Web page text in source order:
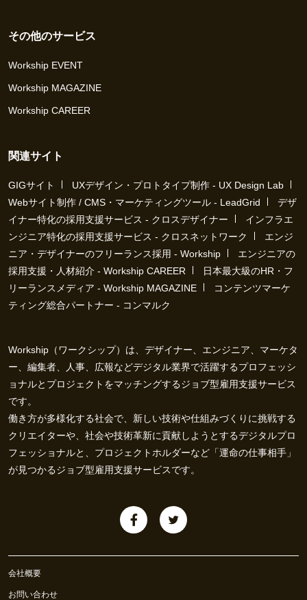
その他のサービス
Workship EVENT
Workship MAGAZINE
Workship CAREER
関連サイト
GIGサイト
UXデザイン・プロトタイプ制作 - UX Design Lab
Webサイト制作 / CMS・マーケティングツール - LeadGrid
デザ
イナー特化の採用支援サービス - クロスデザイナー
インフラエ
ンジニア特化の採用支援サービス - クロスネットワーク
エンジ
ニア・デザイナーのフリーランス採用 - Workship
エンジニアの
採用支援・人材紹介 - Workship CAREER
日本最大級のHR・フ
リーランスメディア - Workship MAGAZINE
コンテンツマーケ
ティング総合パートナー - コンマルク
Workship（ワークシップ）は、デザイナー、エンジニア、マーケタ
ー、編集者、人事、広報などデジタル業界で活躍するプロフェッシ
ョナルとプロジェクトをマッチングするジョブ型雇用支援サービス
です。
働き方が多様化する社会で、新しい技術や仕組みづくりに挑戦する
クリエイターや、社会や技術革新に貢献しようとするデジタルプロ
フェッショナルと、プロジェクトホルダーなど「運命の仕事相手」
が見つかるジョブ型雇用支援サービスです。
会社概要
お問い合わせ